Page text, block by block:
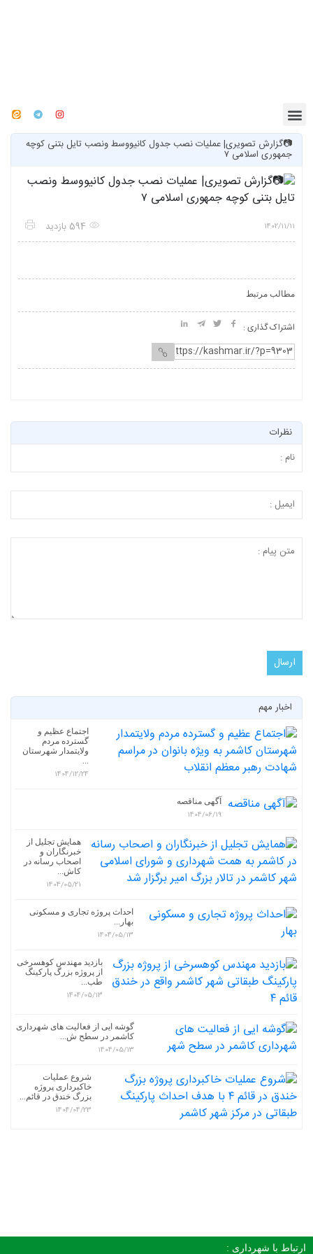
📷گزارش تصویری| عملیات نصب جدول کانیووسط ونصب تایل بتنی کوچه
جمهوری اسلامی ۷
1402/11/11 594 بازدید
مطالب مرتبط
اشتراک گذاری :
نظرات
اخبار مهم
اجتماع عظیم و
گسترده مردم
ولایتمدار شهرستان
...
1404/12/24
آگهی مناقصه
1404/06/19
همایش تجلیل از
خبرنگاران و
اصحاب رسانه در
کاش...
1404/05/21
احداث پروژه تجاری و مسکونی
بهار...
1404/05/13
بازدید مهندس کوهسرخی
از پروژه بزرگ پارکینگ
طب...
1404/05/13
گوشه ایی از فعالیت های شهرداری
کاشمر در سطح ش...
1404/05/13
شروع عملیات
خاکبرداری پروژه
بزرگ خندق در قائم...
1404/04/23
ارتباط با شهرداری :